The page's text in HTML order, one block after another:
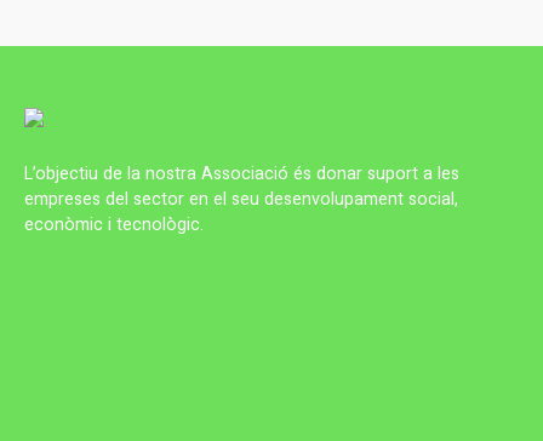
L’objectiu de la nostra Associació és donar suport a les
empreses del sector en el seu desenvolupament social,
econòmic i tecnològic.